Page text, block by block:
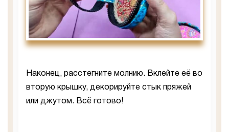
Наконец, расстегните молнию. Вклейте её во
вторую крышку, декорируйте стык пряжей
или джутом. Всё готово!